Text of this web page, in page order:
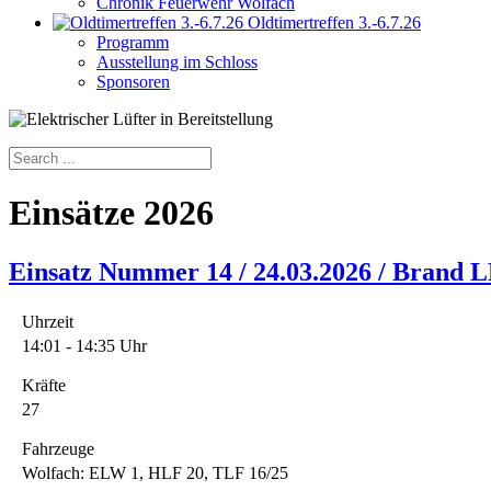
Oldtimertreffen 3.-6.7.26
Programm
Ausstellung im Schloss
Sponsoren
Einsätze 2026
Einsatz Nummer 14 / 24.03.2026 / Brand
Uhrzeit
14:01 - 14:35 Uhr
Kräfte
27
Fahrzeuge
Wolfach: ELW 1, HLF 20, TLF 16/25